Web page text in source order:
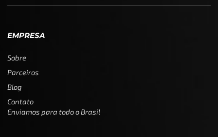
EMPRESA
Sobre
Parceiros
Blog
Contato
Enviamos para todo o Brasil